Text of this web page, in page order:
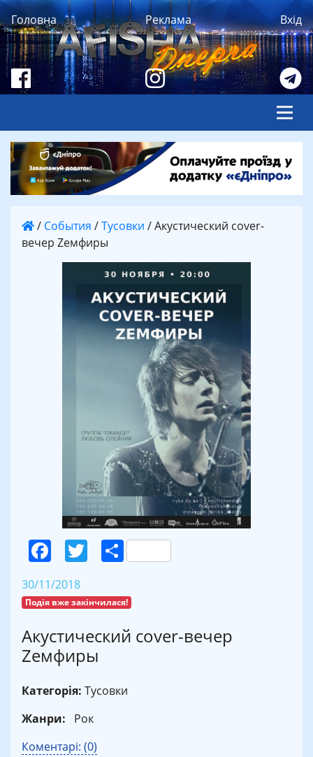
Головна Реклама Вхід
/ События /Тусовки /Акустический cover-
вечер Zемфиры
Facebook
Twitter
Поділитися
30/11/2018
Подія вже закінчилася!
Акустический cover-вечер
Zемфиры
Категорія: Тусовки
Жанри:
Рок
Коментарі: (0)